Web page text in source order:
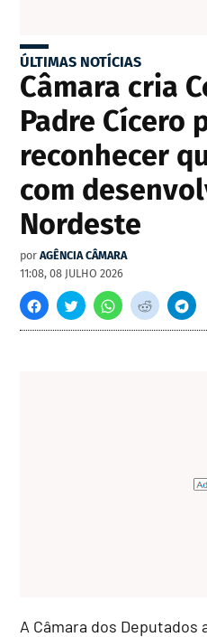
ÚLTIMAS NOTÍCIAS
Câmara cria
Padre Cícero
reconhecer
com
Nordeste
por AGÊNCIA CÂMARA
11:08, 08 JULHO 2026
A Câmara dos